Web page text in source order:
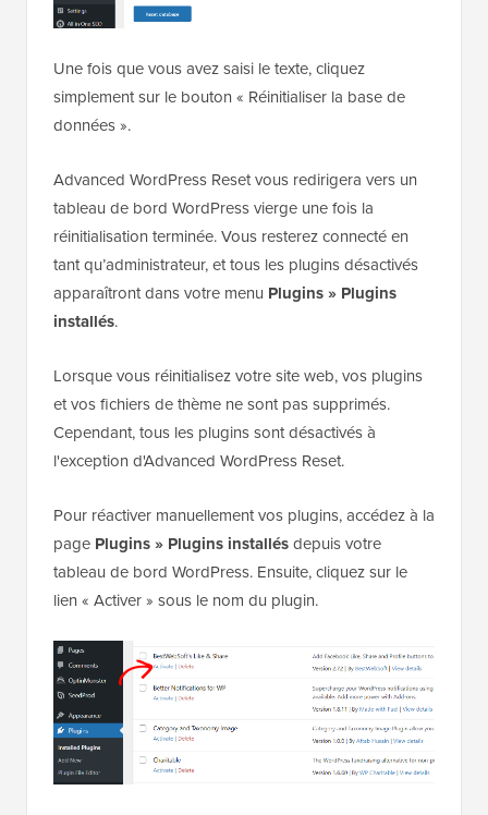
Une fois que vous avez saisi le texte, cliquez
simplement sur le bouton « Réinitialiser la base de
données ».
Advanced WordPress Reset vous redirigera vers un
tableau de bord WordPress vierge une fois la
réinitialisation terminée. Vous resterez connecté en
tant qu’administrateur, et tous les plugins désactivés
apparaîtront dans votre menu Plugins » Plugins
installés.
Lorsque vous réinitialisez votre site web, vos plugins
et vos fichiers de thème ne sont pas supprimés.
Cependant, tous les plugins sont désactivés à
l'exception d'Advanced WordPress Reset.
Pour réactiver manuellement vos plugins, accédez à la
page Plugins » Plugins installésdepuis votre
tableau de bord WordPress. Ensuite, cliquez sur le
lien « Activer » sous le nom du plugin.